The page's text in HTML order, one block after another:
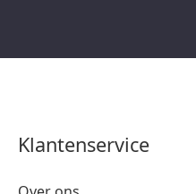
Klantenservice